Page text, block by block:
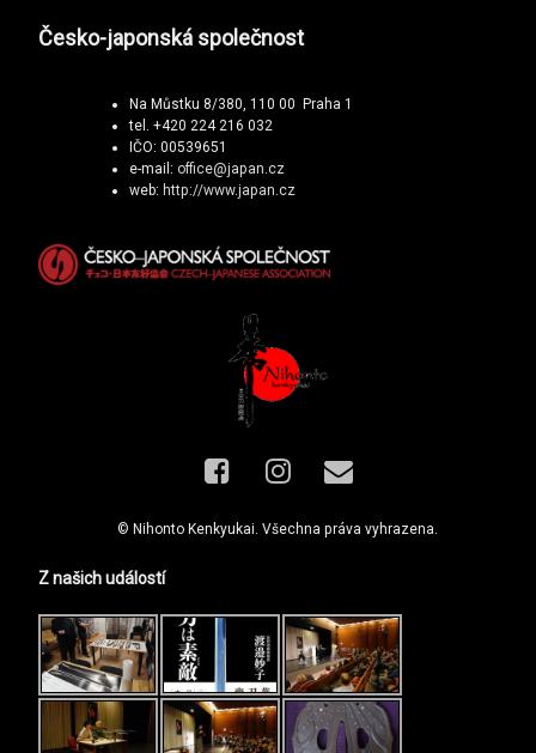
Česko-japonská společnost
Na Můstku 8/380, 110 00 Praha 1
tel. +420 224 216 032
IČO: 00539651
e-mail: office@japan.cz
web: http://www.japan.cz
Facebook
Instagram
E-mail
© Nihonto Kenkyukai. Všechna práva vyhrazena.
Z našich událostí